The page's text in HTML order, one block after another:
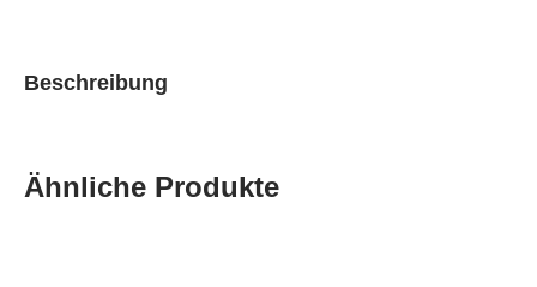
Beschreibung
Ähnliche Produkte